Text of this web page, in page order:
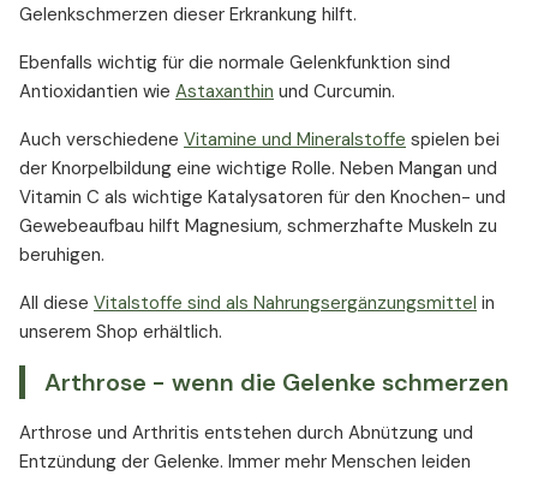
Gelenkschmerzen dieser Erkrankung hilft.
Ebenfalls wichtig für die normale Gelenkfunktion sind
Antioxidantien wie Astaxanthin und Curcumin.
Auch verschiedene Vitamine und Mineralstoffe spielen bei
der Knorpelbildung eine wichtige Rolle. Neben Mangan und
Vitamin C als wichtige Katalysatoren für den Knochen- und
Gewebeaufbau hilft Magnesium, schmerzhafte Muskeln zu
beruhigen.
All diese Vitalstoffe sind als Nahrungsergänzungsmittel in
unserem Shop erhältlich.
Arthrose - wenn die Gelenke schmerzen
Arthrose und Arthritis entstehen durch Abnützung und
Entzündung der Gelenke. Immer mehr Menschen leiden